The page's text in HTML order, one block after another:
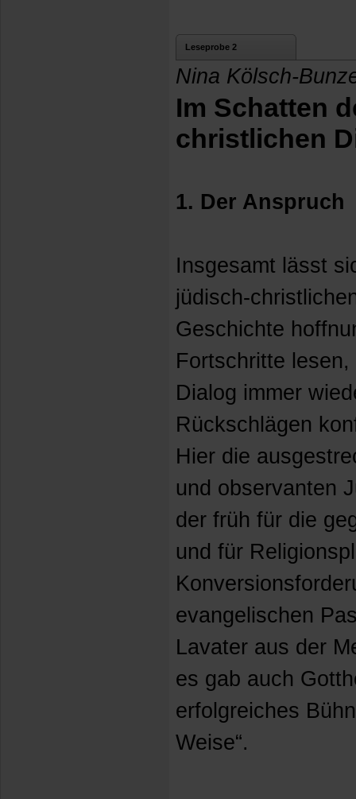
Leseprobe 2
Nina Kölsch-
Im Schatten
christlichen
1. Der Anspruch
Insgesamt lässt
jüdisch-
Geschichte
Fortschritte
Dialog immer
Rückschlägen
Hier die
und observanten
der früh für die
und für
evangelischen
Lavater aus der
es gab auch
erfolgreiches
Weise“.